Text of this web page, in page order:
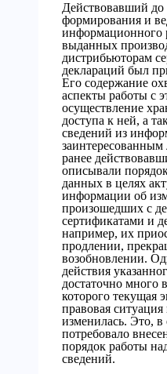
Действовавший до
формирования и
информационного
выданных
дистрибьюторам
деклараций был
Его содержание
аспекты работы с
осуществление
доступа к ней, а
сведений из
ранее
описывали
данных в целях
информации об
произошедших с
сертификатами и
например, их
продлении,
возобновлении.
действия
достаточно много
которого текущая
правовая
изменилась. Это, в
потребовало
порядок работы
сведений.